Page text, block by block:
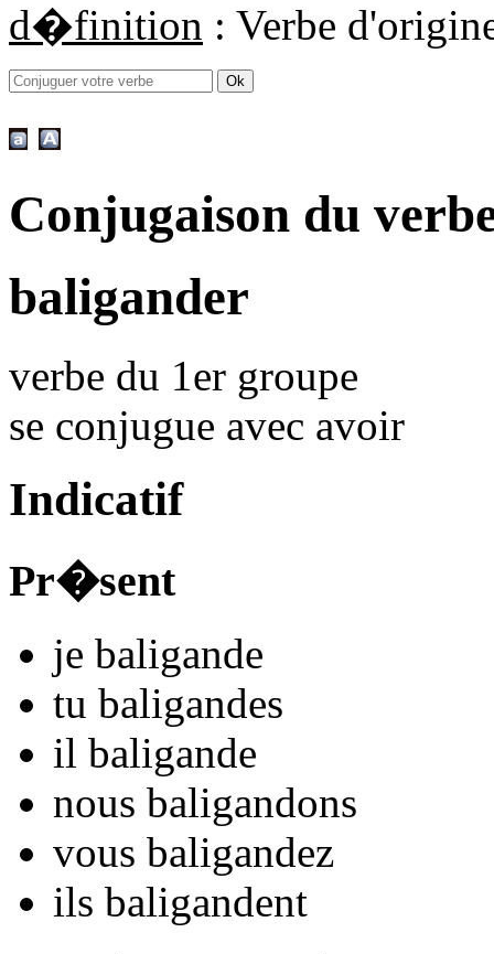
d�finition : Verbe
Conjugaison du
baligander
verbe du 1er groupe
se conjugue avec avoir
Indicatif
Pr�sent
je baligande
tu baligandes
il baligande
nous baligandons
vous baligandez
ils baligandent